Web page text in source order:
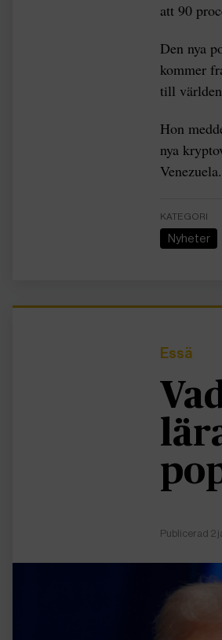
att 90
Den nya
kommer
till
Hon
nya
KATEGORI
Nyheter
Essä
Publicerad 2